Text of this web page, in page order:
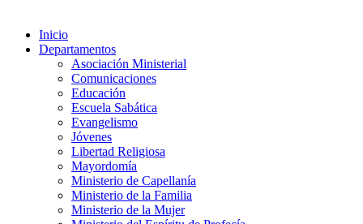
Inicio
Departamentos
Asociación Ministerial
Comunicaciones
Educación
Escuela Sabática
Evangelismo
Jóvenes
Libertad Religiosa
Mayordomía
Ministerio de Capellanía
Ministerio de la Familia
Ministerio de la Mujer